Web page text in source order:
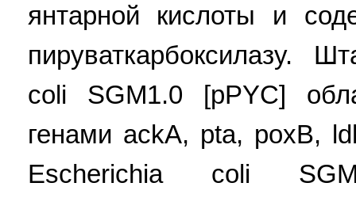
янтарной кислоты и
пируваткарбоксилазу.
coli SGM1.0 [pPYC]
генами ackA, pta, poxB,
Escherichia coli